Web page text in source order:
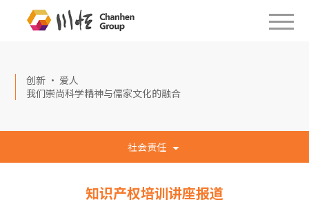
创新 · 爱人
我们崇尚科学精神与儒家文化的融合
社会责任
知识产权培训讲座报道